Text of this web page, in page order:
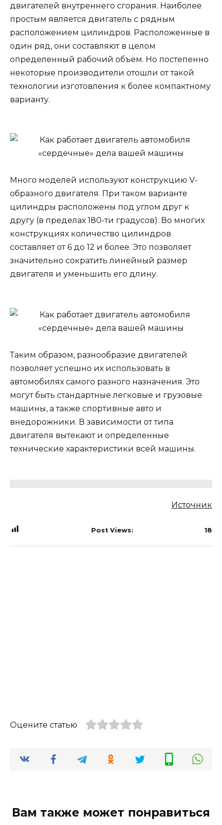
двигателей внутреннего сгорания. Наиболее
простым является двигатель с рядным
расположением цилиндров. Расположенные в
один ряд, они составляют в целом
определенный рабочий объем. Но постепенно
некоторые производители отошли от такой
технологии изготовления к более компактному
варианту.
Много моделей используют конструкцию V-
образного двигателя. При таком варианте
цилиндры расположены под углом друг к
другу (в пределах 180-ти градусов). Во многих
конструкциях количество цилиндров
составляет от 6 до 12 и более. Это позволяет
значительно сократить линейный размер
двигателя и уменьшить его длину.
Таким образом, разнообразие двигателей
позволяет успешно их использовать в
автомобилях самого разного назначения. Это
могут быть стандартные легковые и грузовые
машины, а также спортивные авто и
внедорожники. В зависимости от типа
двигателя вытекают и определенные
технические характеристики всей машины.
Источник
Post Views: 18
Оцените статью
Вам также может понравиться